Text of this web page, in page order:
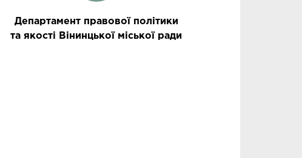
Департамент правової політики
та якості Вінинцької міської ради